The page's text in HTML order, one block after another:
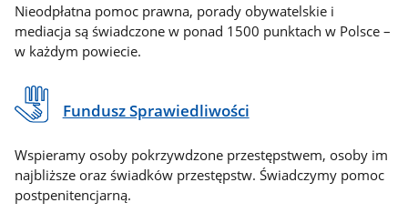
Nieodpłatna pomoc prawna, porady obywatelskie i
mediacja są świadczone w ponad 1500 punktach w Polsce –
w każdym powiecie.
Fundusz Sprawiedliwości
Wspieramy osoby pokrzywdzone przestępstwem, osoby im
najbliższe oraz świadków przestępstw. Świadczymy pomoc
postpenitencjarną.